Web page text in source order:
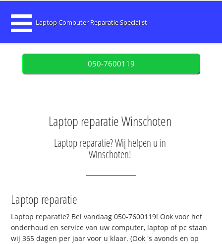
Laptop Computer Reparatie Specialist
050-7600119
Laptop reparatie Winschoten
Laptop reparatie? Wij helpen u in
Winschoten!
Laptop reparatie
Laptop reparatie? Bel vandaag 050-7600119! Ook voor het
onderhoud en service van uw computer, laptop of pc staan
wij 365 dagen per jaar voor u klaar. (Ook 's avonds en op